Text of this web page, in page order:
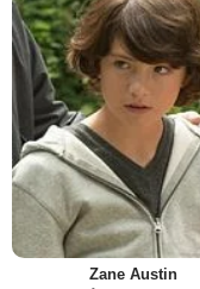
Zane Austin